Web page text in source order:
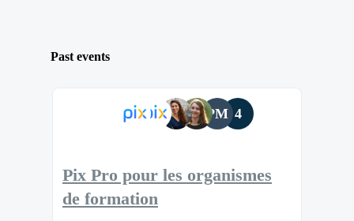
Past events
PM 4
Pix Pro pour les organismes
de formation